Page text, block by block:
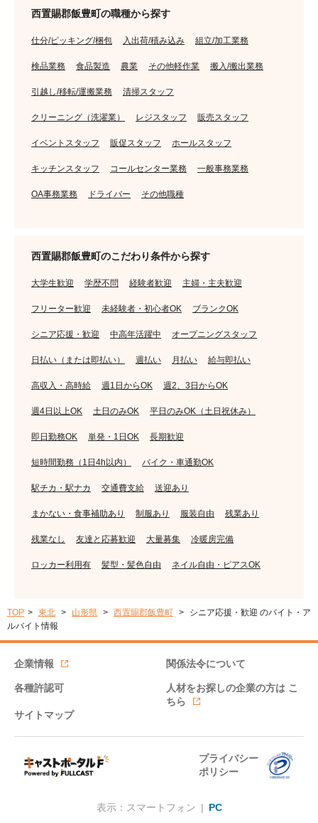
西置賜郡飯豊町の職種から探す
仕分/ピッキング/梱包 入出荷/積み込み 組立/加工業務
検品業務 食品製造 農業 その他軽作業 搬入/搬出業務
引越し/移転/運搬業務 清掃スタッフ
クリーニング（洗濯業） レジスタッフ 販売スタッフ
イベントスタッフ 販促スタッフ ホールスタッフ
キッチンスタッフ コールセンター業務 一般事務業務
OA事務業務 ドライバー その他職種
西置賜郡飯豊町のこだわり条件から探す
大学生歓迎 学歴不問 経験者歓迎 主婦・主夫歓迎
フリーター歓迎 未経験者・初心者OK ブランクOK
シニア応援・歓迎 中高年活躍中 オープニングスタッフ
日払い（または即払い） 週払い 月払い 給与即払い
高収入・高時給 週1日からOK 週2、3日からOK
週4日以上OK 土日のみOK 平日のみOK（土日祝休み）
即日勤務OK 単発・1日OK 長期歓迎
短時間勤務（1日4h以内） バイク・車通勤OK
駅チカ・駅ナカ 交通費支給 送迎あり
まかない・食事補助あり 制服あり 服装自由 残業あり
残業なし 友達と応募歓迎 大量募集 冷暖房完備
ロッカー利用有 髪型・髪色自由 ネイル自由・ピアスOK
TOP 東北 山形県 西置賜郡飯豊町
シニア応援・歓迎 のバイト・ア
ルバイト情報
企業情報 関係法令について
各種許認可 人材をお探しの企業の方は こ
ちら
サイトマップ
プライバシー
ポリシー
表示：スマートフォン | PC